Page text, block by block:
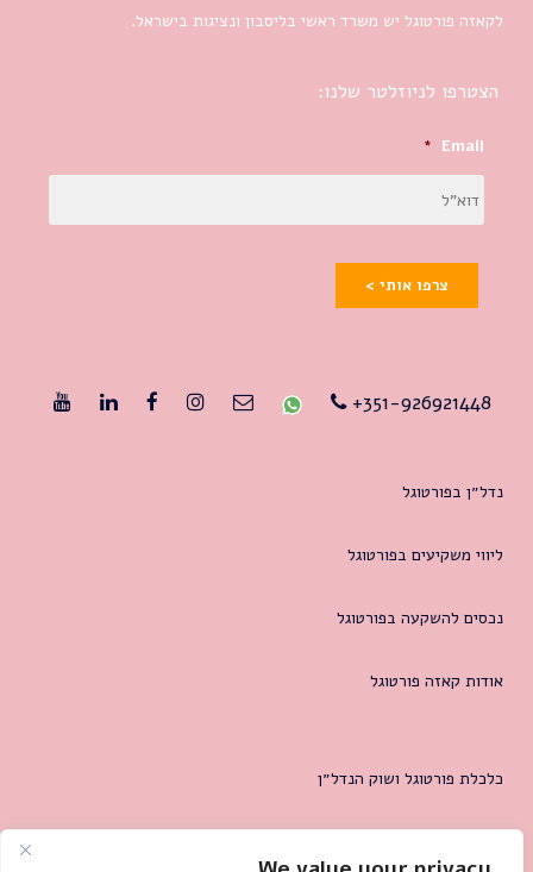
לקאזה פורטוגל יש משרד ראשי בליסבון ונציגות בישראל.
הצטרפו לניוזלטר שלנו:
Email
*
צרפו אותי >
351-926921448+
נדל״ן בפורטוגל
ליווי משקיעים בפורטוגל
נכסים להשקעה בפורטוגל
אודות קאזה פורטוגל
כלכלת פורטוגל ושוק הנדל״ן